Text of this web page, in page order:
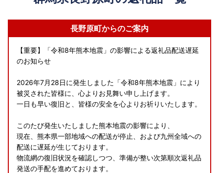
長野原町からのご案内
【重要】「令和8年熊本地震」の影響による返礼品配送遅延
のお知らせ
2026年7月28日に発生しました「令和8年熊本地震」により
被災された皆様に、心よりお見舞い申し上げます。
一日も早い復旧と、皆様の安全を心よりお祈りいたします。
このたび発生いたしました熊本地震の影響により、
現在、熊本県一部地域への配送が停止、および九州全域への
配送に遅延が生じております。
物流網の復旧状況を確認しつつ、準備が整い次第順次返礼品
発送の手配を進めております。